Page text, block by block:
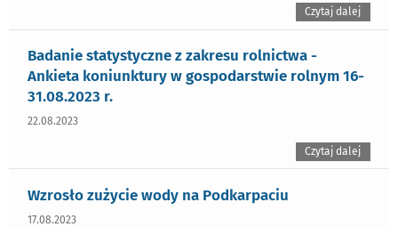
Czytaj dalej
Badanie statystyczne z zakresu rolnictwa -
Ankieta koniunktury w gospodarstwie rolnym 16-
31.08.2023 r.
22.08.2023
Czytaj dalej
Wzrosło zużycie wody na Podkarpaciu
17.08.2023